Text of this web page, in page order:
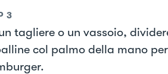
3
tagliere o un vassoio,
col palmo della mano